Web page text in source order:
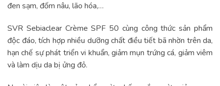
đen sạm, đốm nâu, lão hóa,…
SVR Sebiaclear Crème SPF 50 cùng công thức sản phẩm
độc đáo, tích hợp nhiều dưỡng chất điều tiết bã nhờn trên da,
hạn chế sự phát triển vi khuẩn, giảm mụn trứng cá, giảm viêm
và làm dịu da bị ửng đỏ.